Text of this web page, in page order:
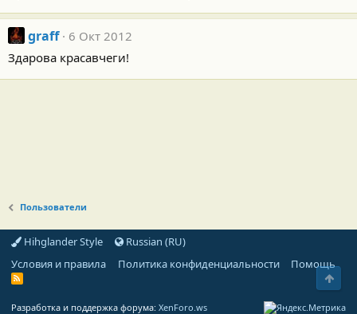
graff
6 Окт 2012
Здарова красавчеги!
Пользователи
Hihglander Style
Russian (RU)
Условия и правила
Политика конфиденциальности Помощь
R
Разработка и поддержка форума: XenForo.ws